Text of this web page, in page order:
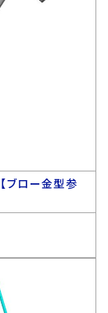
ブロー金型参